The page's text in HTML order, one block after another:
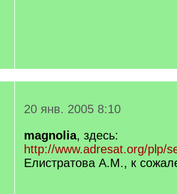
20 янв. 2005 8:10
magnolia, здесь:
http://www.adresat.org/plp/
Елистратова А.М., к